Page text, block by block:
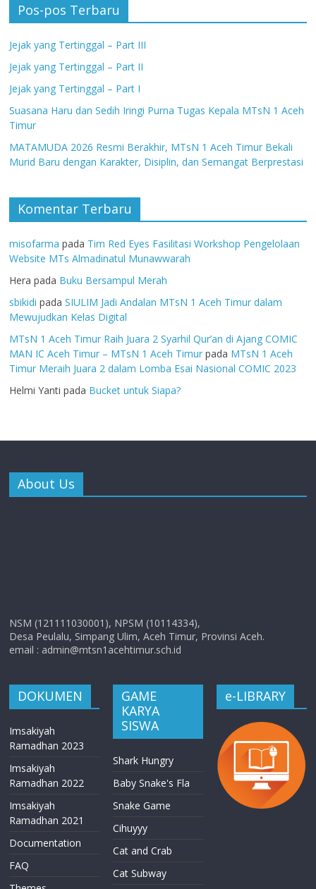
Pos-pos Terbaru
Jejak yang Tertinggal – Part III
Jejak yang Tertinggal – Part II
Jejak yang Tertinggal – Part I
Suasana Haru dan Sedih Iringi Purna Tugas Kepala MTsN 1 Aceh
Timur
MATAMUDA 2026 Resmi Berakhir, MTsN 1 Aceh Timur Bekali
Murid Baru dengan Karakter, Disiplin, dan Semangat Berprestasi
Komentar Terbaru
misofarma pada Tim Red Eyes Fasilitasi Workshop Pengelolaan
Website MTs Almadinatul Munawwarah
Hera pada Buku Bersampul Merah
sbikidi padaSIULIM Jadi Andalan MTsN 1 Aceh Timur dalam
Mewujudkan Kelas Digital
MTsN 1 Aceh Timur Raih Juara 2 Syarhil Qur’an di Ajang COMIC
MAN IC Aceh Timur – MTsN 1 Aceh Timur pada MTsN 1 Aceh
Timur Meraih Juara 2 dalam Lomba Esai Nasional COMIC 2023
Helmi Yanti pada Bucket untuk Siapa?
About Us
NSM (121111030001), NPSM (10114334),
Desa Peulalu, Simpang Ulim, Aceh Timur, Provinsi Aceh.
email : admin@mtsn1acehtimur.sch.id
DOKUMEN
Imsakiyah
Ramadhan 2023
Imsakiyah
Ramadhan 2022
Imsakiyah
Ramadhan 2021
Documentation
FAQ
GAME
KARYA
SISWA
Shark Hungry
Baby Snake's Fla
Snake Game
Cihuyyy
Cat and Crab
Cat Subway
e-LIBRARY